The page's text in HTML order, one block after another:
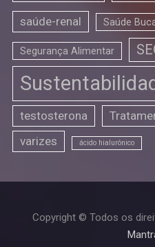
saúde-renal Saúde
Segurança Alimentar
testosterona
varizes
ácido hialurônico
Copyright © Todos os